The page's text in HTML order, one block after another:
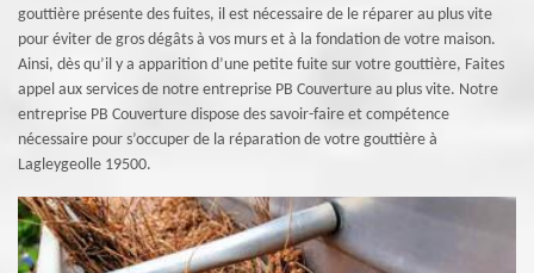
gouttière présente des fuites, il est nécessaire de le réparer au plus vite
pour éviter de gros dégâts à vos murs et à la fondation de votre maison.
Ainsi, dès qu’il y a apparition d’une petite fuite sur votre gouttière, Faites
appel aux services de notre entreprise PB Couverture au plus vite. Notre
entreprise PB Couverture dispose des savoir-faire et compétence
nécessaire pour s’occuper de la réparation de votre gouttière à
Lagleygeolle 19500.